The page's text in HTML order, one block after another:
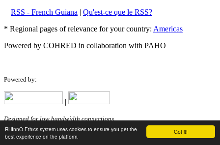
Got it!
RHInnO Ethics system uses cookies to ensure you get the
best experience on the platform.
RSS - French Guiana | Qu'est-ce que le RSS?
* Regional pages of relevance for your country: Americas
Powered by COHRED in collaboration with PAHO
Powered by:
|
Designed for low bandwidth connections.